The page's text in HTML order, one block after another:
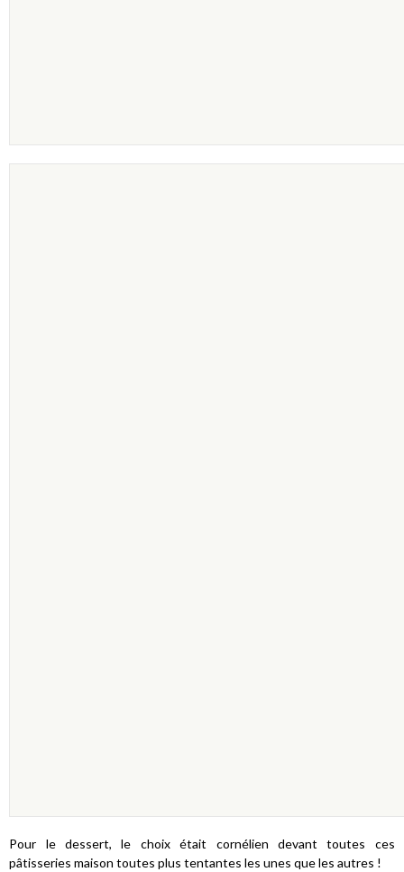
Pour le dessert, le choix était cornélien devant toutes ces
pâtisseries maison toutes plus tentantes les unes que les autres !